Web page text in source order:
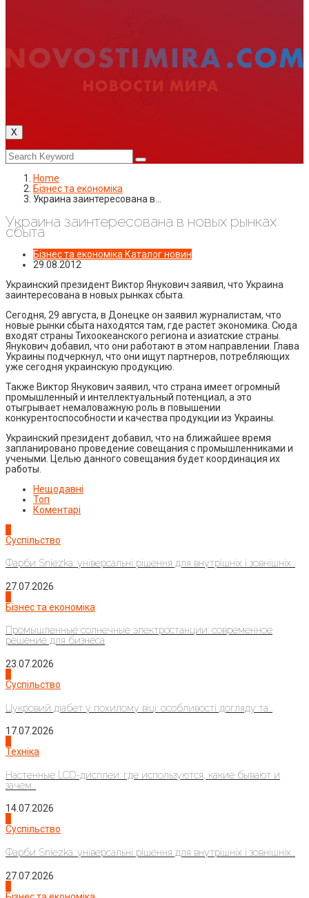
X
Home
Бізнес та економіка
Украина заинтересована в…
Украина заинтересована в новых рынках
сбыта
Бізнес та економіка Каталог новин
29.08.2012
Украинский президент Виктор Янукович заявил, что Украина
заинтересована в новых рынках сбыта.
Сегодня, 29 августа, в Донецке он заявил журналистам, что
новые рынки сбыта находятся там, где растет экономика. Сюда
входят страны Тихоокеанского региона и азиатские страны.
Янукович добавил, что они работают в этом направлении. Глава
Украины подчеркнул, что они ищут партнеров, потребляющих
уже сегодня украинскую продукцию.
Также Виктор Янукович заявил, что страна имеет огромный
промышленный и интеллектуальный потенциал, а это
отыгрывает немаловажную роль в повышении
конкурентоспособности и качества продукции из Украины.
Украинский президент добавил, что на ближайшее время
запланировано проведение совещания с промышленниками и
учеными. Целью данного совещания будет координация их
работы.
Нещодавні
Топ
Коментарі
Суспільство
Фарби Sniezka: універсальні рішення для внутрішніх і зовнішніх...
27.07.2026
Бізнес та економіка
Промышленные солнечные электростанции: современное
решение для бизнеса
23.07.2026
Суспільство
Цукровий діабет у похилому віці: особливості догляду та...
17.07.2026
Техніка
Настенные LCD-дисплеи: где используются, какие бывают и
зачем...
14.07.2026
Суспільство
Фарби Sniezka: універсальні рішення для внутрішніх і зовнішніх...
27.07.2026